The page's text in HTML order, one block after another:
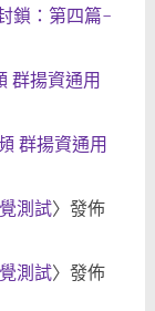
鎖：第四篇-
群揚資通用
群揚資通用
測試〉發佈
測試〉發佈